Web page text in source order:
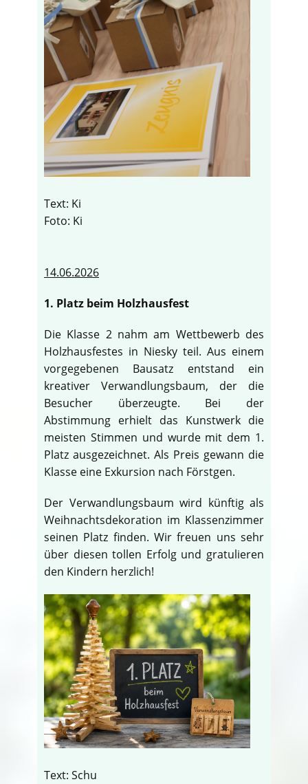
Text: Ki
Foto: Ki
14.06.2026
1. Platz beim Holzhausfest
Die Klasse 2 nahm am Wettbewerb des
Holzhausfestes in Niesky teil. Aus einem
vorgegebenen Bausatz entstand ein
kreativer Verwandlungsbaum, der die
Besucher überzeugte. Bei der
Abstimmung erhielt das Kunstwerk die
meisten Stimmen und wurde mit dem 1.
Platz ausgezeichnet. Als Preis gewann die
Klasse eine Exkursion nach Förstgen.
Der Verwandlungsbaum wird künftig als
Weihnachtsdekoration im Klassenzimmer
seinen Platz finden. Wir freuen uns sehr
über diesen tollen Erfolg und gratulieren
den Kindern herzlich!
Text: Schu